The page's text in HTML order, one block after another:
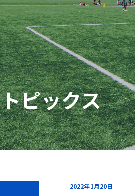
ピックス
2022年1月20日